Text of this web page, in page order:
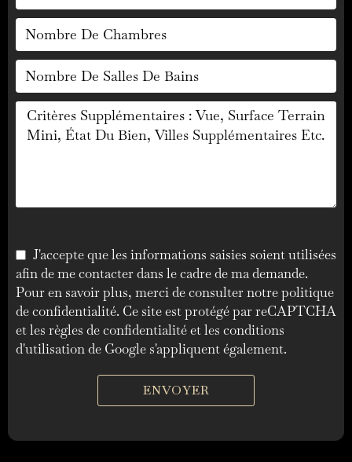
J'accepte que les informations saisies soient utilisées
afin de me contacter dans le cadre de ma demande.
Pour en savoir plus, merci de consulter notrepolitique
de confidentialité. Ce site est protégé par reCAPTCHA
et les règles de confidentialitéet les conditions
d'utilisationde Google s'appliquent également.
ENVOYER